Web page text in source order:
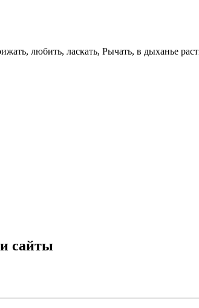
любить, ласкать, Рычать, в дыханье
сайты